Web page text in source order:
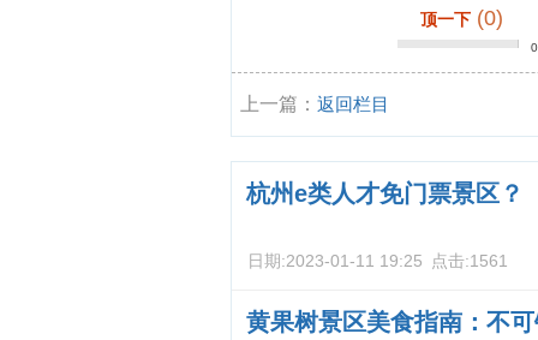
顶一下 (0)
上一篇： 返回栏目
杭州e类人才免门票景区？
日期:2023-01-11 19:25 点击:1561
黄果树景区美食指南：不